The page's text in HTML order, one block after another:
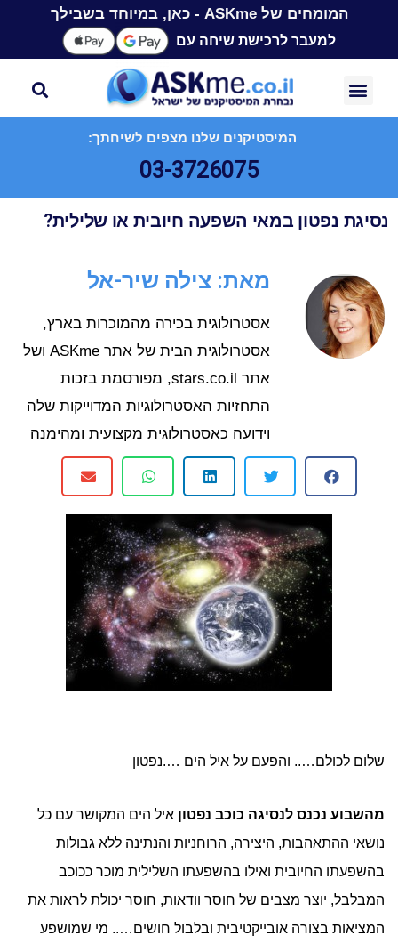
המומחים של ASKme - כאן, במיוחד בשבילך
למעבר לרכישת שיחה עם
המיסטיקנים שלנו מצפים לשיחתך:
03-3726075
נסיגת נפטון במאי השפעה חיובית או שלילית?
מאת: צילה שיר-אל
אסטרולוגית בכירה מהמוכרות בארץ,
אסטרולוגית הבית של אתר ASKme ושל
אתר stars.co.il, מפורסמת בזכות
התחזיות האסטרולוגיות המדוייקות שלה
וידועה כאסטרולוגית מקצועית ומהימנה
שלום לכולם….. והפעם על איל הים ….נפטון
מהשבוע נכנס לנסיגה כוכב נפטון איל הים המקושר עם כל
נושאי ההתאהבות, היצירה, הרוחניות והנתינה ללא גבולות
בהשפעתו החיובית ואילו בהשפעתו השלילית מוכר ככוכב
המבלבל, יוצר מצבים של חוסר וודאות, חוסר יכולת לראות את
המציאות בצורה אובייקטיבית ובלבול חושים….. מי שמושפע